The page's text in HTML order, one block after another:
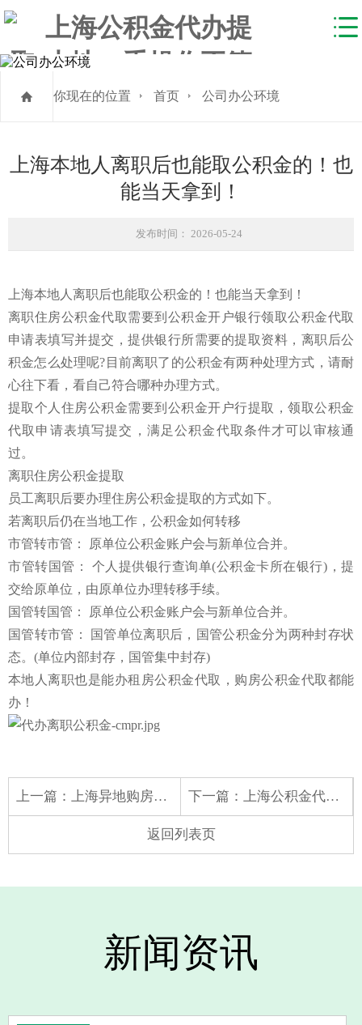
你现在的位置 首页 公司办公环境
上海本地人离职后也能取公积金的！也
能当天拿到！
发布时间： 2026-05-24
上海本地人离职后也能取公积金的！也能当天拿到！
离职住房公积金代取需要到公积金开户银行领取公积金代取
申请表填写并提交，提供银行所需要的提取资料，离职后公
积金怎么处理呢?目前离职了的公积金有两种处理方式，请耐
心往下看，看自己符合哪种办理方式。
提取个人住房公积金需要到公积金开户行提取，领取公积金
代取申请表填写提交，满足公积金代取条件才可以审核通
过。
离职住房公积金提取
员工离职后要办理住房公积金提取的方式如下。
若离职后仍在当地工作，公积金如何转移
市管转市管：
原单位公积金账户会与新单位合并。
市管转国管：
个人提供银行查询单(公积金卡所在银行)，提
交给原单位，由原单位办理转移手续。
国管转国管：
原单位公积金账户会与新单位合并。
国管转市管：
国管单位离职后，国管公积金分为两种封存状
态。 (单位内部封存，国管集中封存)
本地人离职也是能办租房公积金代取，购房公积金代取都能
办！
上一篇： 上海异地购房代提公积金详细流程要记住了！ 下一篇： 上海公积金代取有没有上门服务？可以上门代办的！
返回列表页
新闻资讯